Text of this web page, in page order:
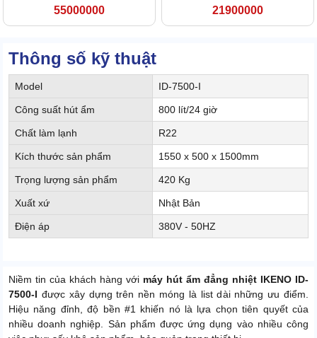
55000000 21900000
Thông số kỹ thuật
Model ID-7500-I
Công suất hút ẩm 800 lít/24 giờ
Chất làm lạnh R22
Kích thước sản phẩm 1550 x 500 x 1500mm
Trọng lượng sản phẩm 420 Kg
Xuất xứ Nhật Bản
Điện áp 380V - 50HZ
Niềm tin của khách hàng với máy hút ẩm đẳng nhiệt IKENO ID-
7500-I được xây dựng trên nền móng là list dài những ưu điểm.
Hiệu năng đỉnh, độ bền #1 khiến nó là lựa chọn tiên quyết của
nhiều doanh nghiệp. Sản phẩm được ứng dụng vào nhiều công